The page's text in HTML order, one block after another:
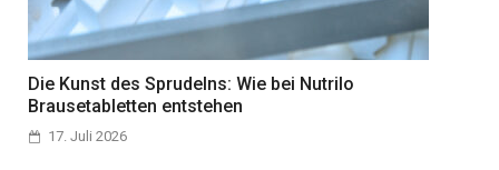
Die Kunst des Sprudelns: Wie bei Nutrilo
Brausetabletten entstehen
17. Juli 2026